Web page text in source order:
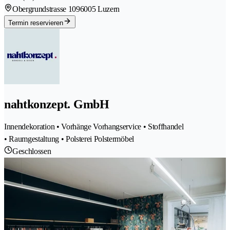
Obergrundstrasse 1096005 Luzern
Termin reservieren
nahtkonzept. GmbH
Innendekoration • Vorhänge Vorhangservice • Stoffhandel
• Raumgestaltung • Polsterei Polstermöbel
Geschlossen